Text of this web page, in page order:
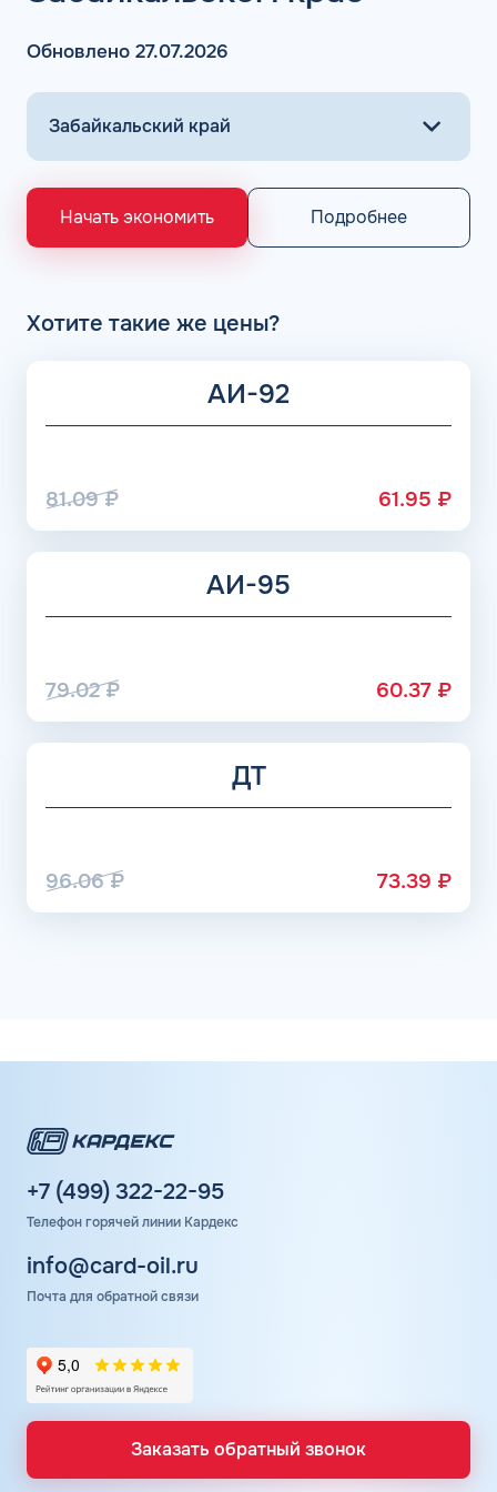
АЗС Флеш в Нерчинске предлагает заправить топливо
горючего на проверенных АЗС осуществляется всего в
Основными поставщиками для АЗС Flash являются
выпускающие лучшее топливо в стране экологического
класса Евро 5: ООО «Газпром добыча Астрахань» ПАО
«Газпром», Рязанский НПЗ, Саратовский НПЗ, Уфимский
НПЗ группы Роснефть. АЗС Flash и АГЗС компании
Обновлено 27.07.2026
Начать экономить Подробнее
Хотите такие же цены?
АИ-92
81.09₽ 61.95 ₽
АИ-95
79.02₽ 60.37 ₽
ДТ
96.06₽ 73.39 ₽
+7 (499) 322-22-95
Телефон горячей линии Кардекс
info@card-oil.ru
Почта для обратной связи
Заказать обратный звонок